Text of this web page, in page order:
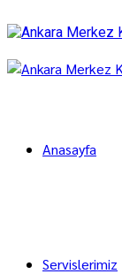
Anasayfa
Servislerimiz